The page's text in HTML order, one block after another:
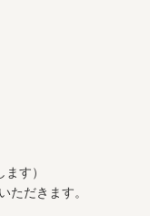
す）
ただきます。